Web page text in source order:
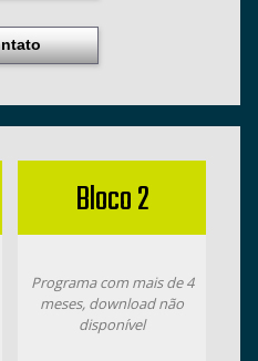
Bloco 2
Programa com mais de 4
meses, download não
disponível